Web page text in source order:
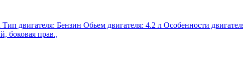
двигателя: Бензин Обьем двигателя: 4.2 л Особенности
боковая прав.,